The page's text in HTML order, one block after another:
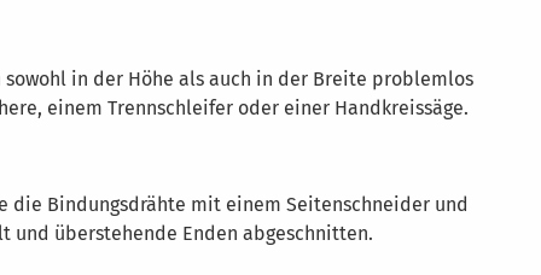
in der Höhe als auch in der Breite problemlos
einem Trennschleifer oder einer Handkreissäge.
die Bindungsdrähte mit einem Seitenschneider und
und überstehende Enden abgeschnitten.